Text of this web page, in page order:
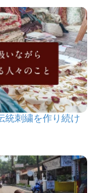
統刺繍を作り続け